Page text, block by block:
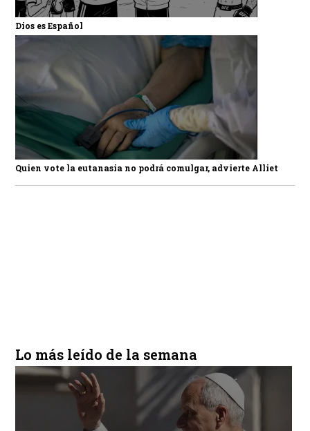
Dios es Español
Quien vote la eutanasia no podrá comulgar, advierte Alliet
Lo más leído de la semana